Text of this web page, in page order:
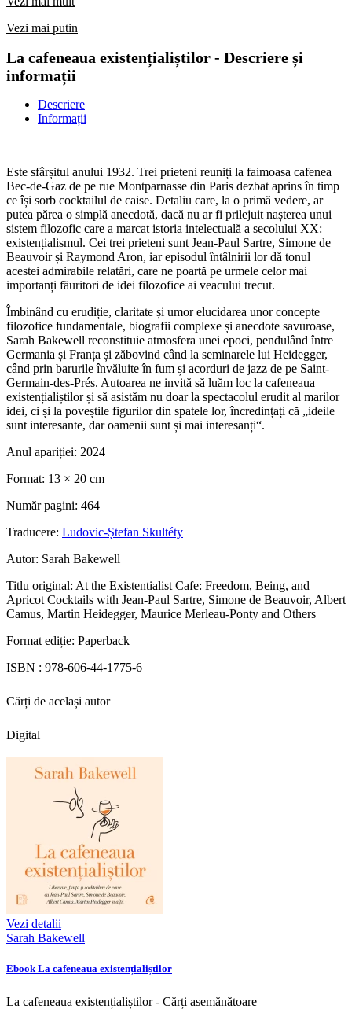
Vezi mai putin
La cafeneaua existențialiștilor - Descriere și
informații
Descriere
Informații
Este sfârșitul anului 1932. Trei prieteni reuniți la faimoasa cafenea
Bec-de-Gaz de pe rue Montparnasse din Paris dezbat aprins în timp
ce își sorb cocktailul de caise. Detaliu care, la o primă vedere, ar
putea părea o simplă anecdotă, dacă nu ar fi prilejuit nașterea unui
sistem filozofic care a marcat istoria intelectuală a secolului XX:
existențialismul. Cei trei prieteni sunt Jean-Paul Sartre, Simone de
Beauvoir și Raymond Aron, iar episodul întâlnirii lor dă tonul
acestei admirabile relatări, care ne poartă pe urmele celor mai
importanți făuritori de idei filozofice ai veacului trecut.
Îmbinând cu erudiție, claritate și umor elucidarea unor concepte
filozofice fundamentale, biografii complexe și anecdote savuroase,
Sarah Bakewell reconstituie atmosfera unei epoci, pendulând între
Germania și Franța și zăbovind când la seminarele lui Heidegger,
când prin barurile învăluite în fum și acorduri de jazz de pe Saint-
Germain-des-Prés. Autoarea ne invită să luăm loc la cafeneaua
existențialiștilor și să asistăm nu doar la spectacolul erudit al marilor
idei, ci și la poveștile figurilor din spatele lor, încredințați că „ideile
sunt interesante, dar oamenii sunt și mai interesanți“.
Anul apariției: 2024
Format: 13 × 20 cm
Număr pagini: 464
Traducere: Ludovic-Ștefan Skultéty
Autor: Sarah Bakewell
Titlu original: At the Existentialist Cafe: Freedom, Being, and
Apricot Cocktails with Jean-Paul Sartre, Simone de Beauvoir, Albert
Camus, Martin Heidegger, Maurice Merleau-Ponty and Others
Format ediție: Paperback
ISBN : 978-606-44-1775-6
Cărți de același autor
Digital
Vezi detalii
Sarah Bakewell
Ebook La cafeneaua existențialiștilor
La cafeneaua existențialiștilor - Cărți asemănătoare